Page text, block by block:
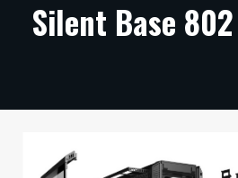
ARTIKKELIT
TECHBBS
Silent Base 802